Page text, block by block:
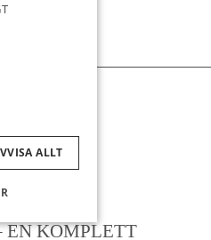
EN KOMPLETT
ALLT